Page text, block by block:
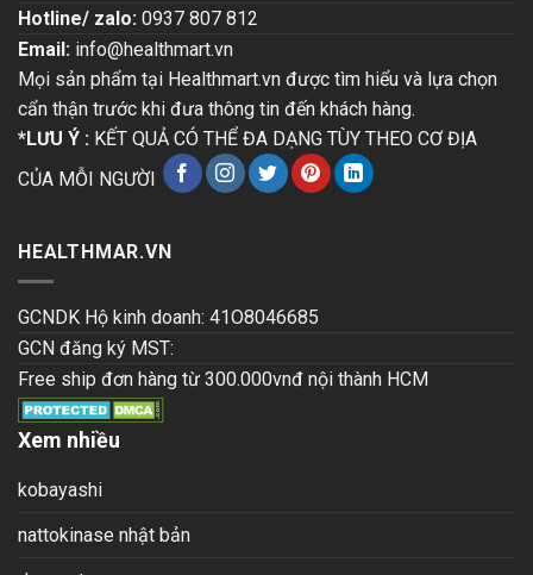
Hotline/ zalo: 0937 807 812
Email: info@healthmart.vn
Mọi sản phẩm tại Healthmart.vn được tìm hiểu và lựa chọn
cẩn thận trước khi đưa thông tin đến khách hàng.
*LƯU Ý : KẾT QUẢ CÓ THỂ ĐA DẠNG TÙY THEO CƠ ĐỊA
CỦA MỖI NGƯỜI
HEALTHMAR.VN
GCNDK Hộ kinh doanh: 41O8046685
GCN đăng ký MST:
Free ship đơn hàng từ 300.000vnđ nội thành HCM
Xem nhiều
kobayashi
nattokinase nhật bản